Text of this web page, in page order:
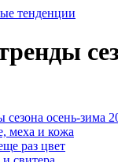
тенденции
осень-зима
меха и кожа
раз цвет